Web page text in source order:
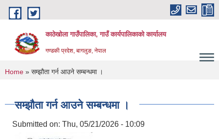
Skip to main content
काठेखोला गाउँपालिका, गाउँ कार्यपालिकाको कार्यालय
गण्डकी प्रदेश, बागलुङ, नेपाल
You are here
Home » सम्झौता गर्न आउने सम्बन्धमा ।
सम्झौता गर्न आउने सम्बन्धमा ।
Submitted on: Thu, 05/21/2026 - 10:09